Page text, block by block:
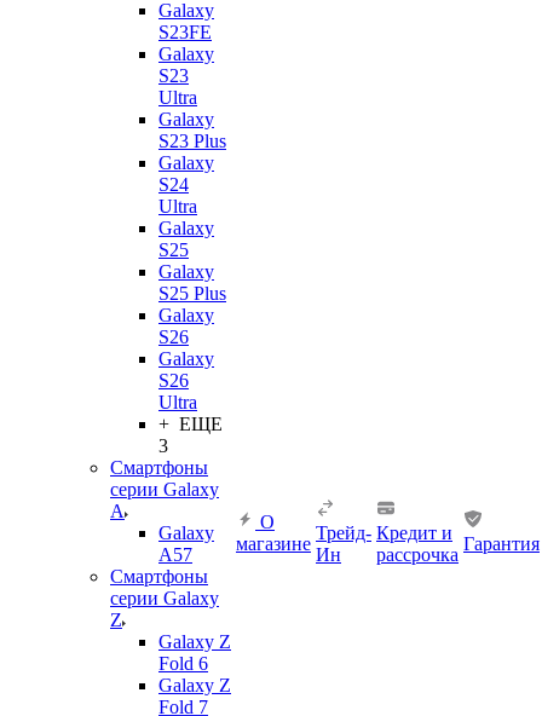
Galaxy
S23FE
Galaxy
S23
Ultra
Galaxy
S23 Plus
Galaxy
S24
Ultra
Galaxy
S25
Galaxy
S25 Plus
Galaxy
S26
Galaxy
S26
Ultra
+ ЕЩЕ
3
Смартфоны
серии Galaxy
A
Galaxy
A57
Смартфоны
серии Galaxy
Z
Galaxy Z
Fold 6
Galaxy Z
Fold 7
О
магазине
Трейд-
Ин
Кредит и
рассрочка
Гарантия